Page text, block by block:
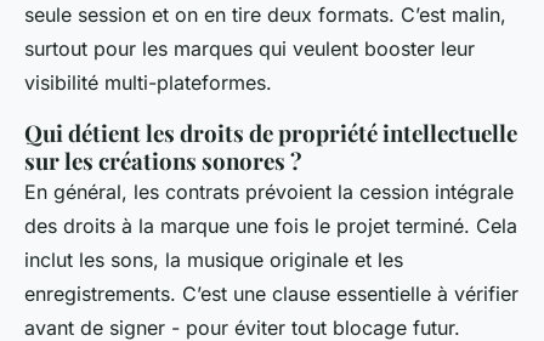
seule session et on en tire deux formats. C’est malin,
surtout pour les marques qui veulent booster leur
visibilité multi-plateformes.
Qui détient les droits de propriété intellectuelle
sur les créations sonores ?
En général, les contrats prévoient la cession intégrale
des droits à la marque une fois le projet terminé. Cela
inclut les sons, la musique originale et les
enregistrements. C’est une clause essentielle à vérifier
avant de signer - pour éviter tout blocage futur.